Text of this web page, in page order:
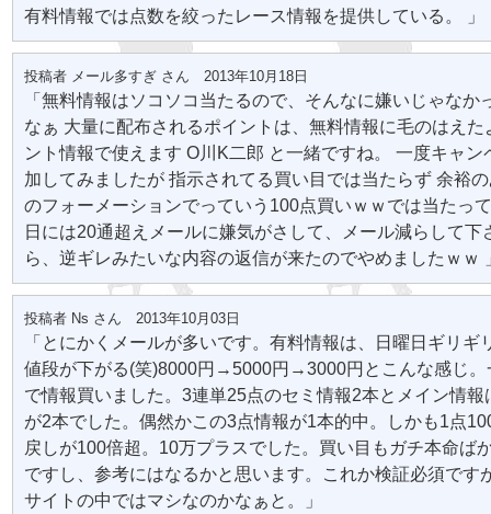
有料情報では点数を絞ったレース情報を提供している。 」
投稿者 メール多すぎ さん 2013年10月18日
「無料情報はソコソコ当たるので、そんなに嫌いじゃなか
なぁ 大量に配布されるポイントは、無料情報に毛のはえた
ント情報で使えます O川K二郎 と一緒ですね。 一度キャン
加してみましたが 指示されてる買い目では当たらず 余裕
のフォーメーションでっていう100点買いｗｗでは当たっ
日には20通超えメールに嫌気がさして、メール減らして下
ら、逆ギレみたいな内容の返信が来たのでやめましたｗｗ
投稿者 Ns さん 2013年10月03日
「とにかくメールが多いです。有料情報は、日曜日ギリギ
値段が下がる(笑)8000円→5000円→3000円とこんな感じ。
で情報買いました。3連単25点のセミ情報2本とメイン情報
が2本でした。偶然かこの3点情報が1本的中。しかも1点
戻しが100倍超。10万プラスでした。買い目もガチ本命ば
ですし、参考にはなるかと思います。これか検証必須です
サイトの中ではマシなのかなぁと。」